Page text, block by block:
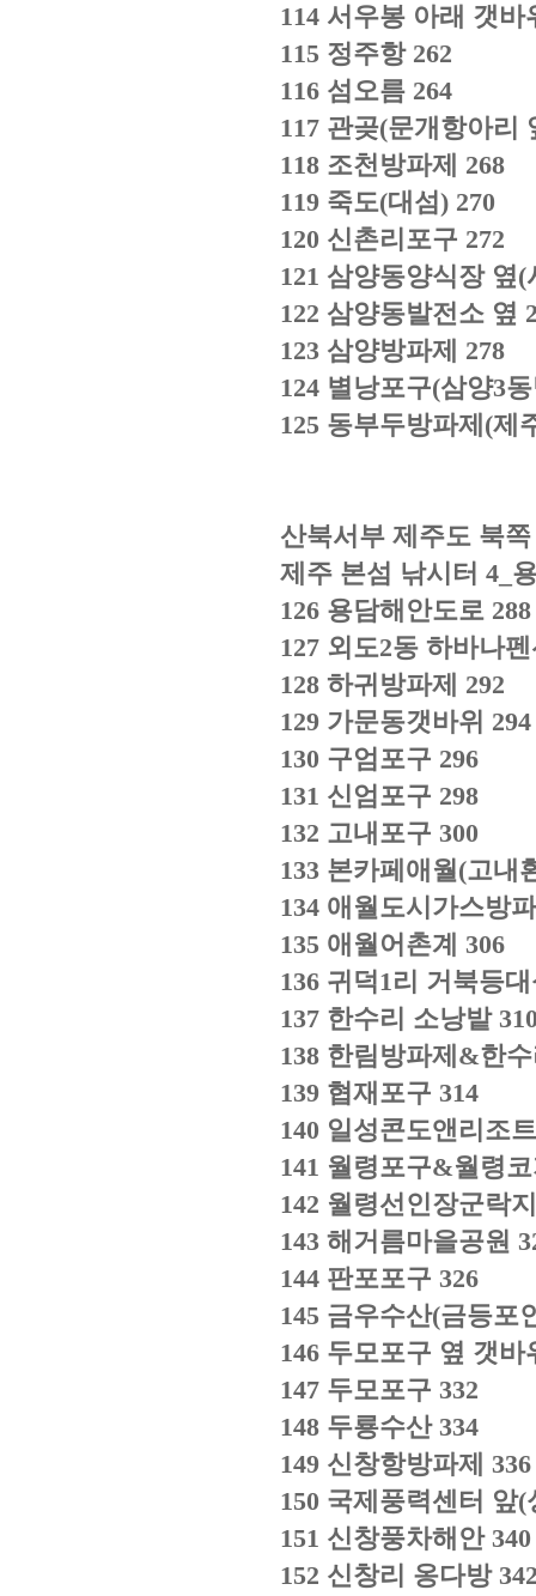
114 서우봉 아래 갯
115 정주항 262
116 섬오름 264
117 관곶(문개항아리
118 조천방파제 268
119 죽도(대섬 ) 270
120 신촌리포구 272
121 삼양동양식장 옆(
122 삼양동발전소 옆
123 삼양방파제 278
124 별낭포구(삼양3
125 동부두방파제 (제
산북서부 제주도 북쪽
제주 본섬 낚시터 4_
126 용담해안도로 288
127 외도2동 하바나
128 하귀방파제 292
129 가문동갯바위 294
130 구엄포구 296
131 신엄포구 298
132 고내포구 300
133 본카페애월 (고내
134 애월도시가스방
135 애월어촌계 306
136 귀덕1리 거북등
137 한수리 소낭밭
138 한림방파제 &한
139 협재포구 314
140 일성콘도앤리조
141 월령포구&월령
142 월령선인장군락
143 해거름마을공원
144 판포포구 326
145 금우수산(금등포
146 두모포구 옆 갯
147 두모포구 332
148 두룡수산 334
149 신창항방파제 336
150 국제풍력센터 앞(
151 신창풍차해안 340
152 신창리 옹다방